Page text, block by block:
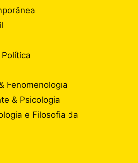
Fenomenologia
& Psicologia
e Filosofia da